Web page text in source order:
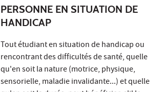
PERSONNE EN SITUATION DE
HANDICAP
Tout étudiant en situation de handicap ou
rencontrant des difficultés de santé, quelle
qu'en soit la nature (motrice, physique,
sensorielle, maladie invalidante...) et quelle